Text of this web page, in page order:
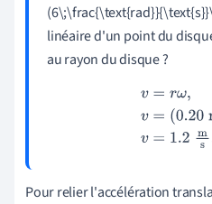
linéaire d'un point du
au rayon du disque ?
ω, v= 0.20
Pour relier l'accélération